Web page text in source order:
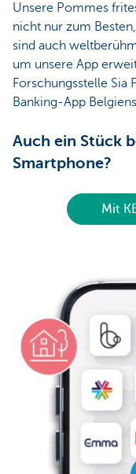
Unsere Pommes
nicht nur zum
sind auch
um unsere App
Forschungsstelle Sia
Banking-App
Auch ein Stück
Smartphone?
Mit